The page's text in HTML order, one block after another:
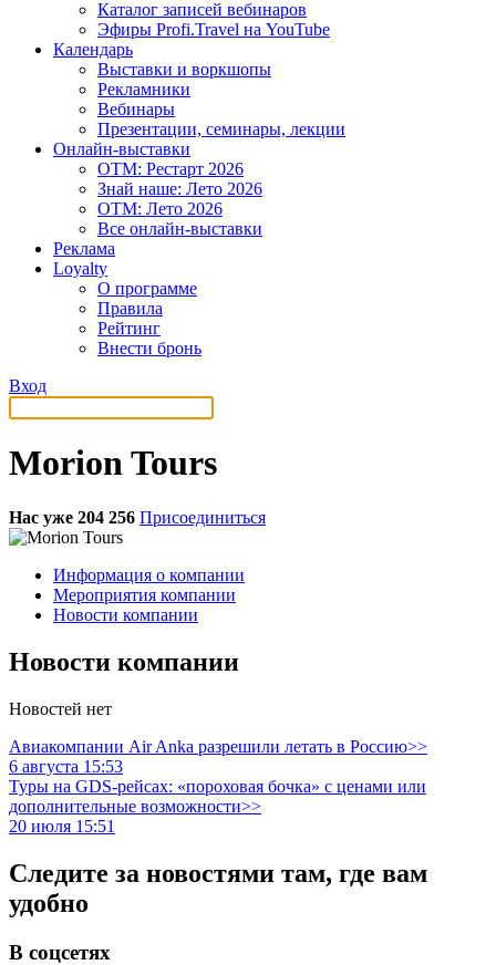
Каталог записей вебинаров
Эфиры Profi.Travel на YouTube
Календарь
Выставки и воркшопы
Рекламники
Вебинары
Презентации, семинары, лекции
Онлайн-выставки
OTM: Рестарт 2026
Знай наше: Лето 2026
OTM: Лето 2026
Все онлайн-выставки
Реклама
Loyalty
О программе
Правила
Рейтинг
Внести бронь
Вход
Morion Tours
Нас уже 204 256 Присоединиться
Информация о компании
Мероприятия компании
Новости компании
Новости компании
Новостей нет
Авиакомпании Air Anka разрешили летать в Россию>>
6 августа 15:53
Туры на GDS-рейсах: «пороховая бочка» с ценами или
дополнительные возможности>>
20 июля 15:51
Следите за новостями там, где вам
удобно
В соцсетях